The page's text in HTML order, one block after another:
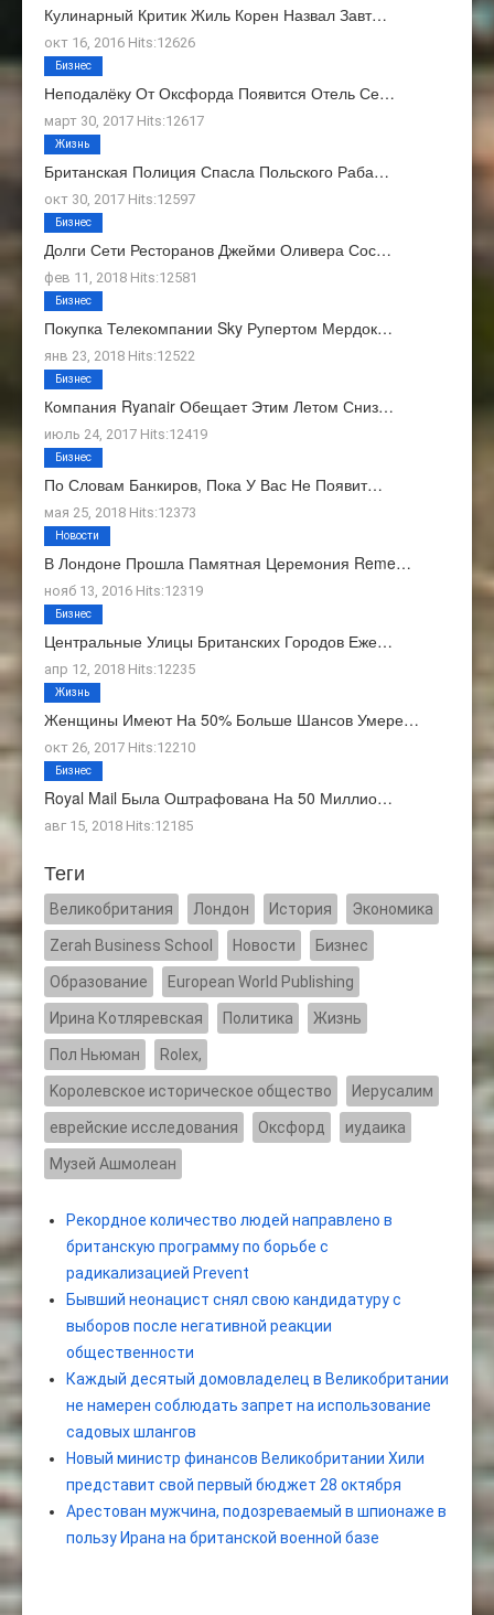
Кулинарный Критик Жиль Корен Назвал Завт…
окт 16, 2016 Hits:12626
Неподалёку От Оксфорда Появится Отель Се…
март 30, 2017 Hits:12617
Бизнес
Британская Полиция Спасла Польского Раба…
окт 30, 2017 Hits:12597
Жизнь
Долги Сети Ресторанов Джейми Оливера Сос…
фев 11, 2018 Hits:12581
Бизнес
Покупка Телекомпании Sky Рупертом Мердок…
янв 23, 2018 Hits:12522
Бизнес
Компания Ryanair Обещает Этим Летом Сниз…
июль 24, 2017 Hits:12419
Бизнес
По Словам Банкиров, Пока У Вас Не Появит…
мая 25, 2018 Hits:12373
Бизнес
В Лондоне Прошла Памятная Церемония Reme…
нояб 13, 2016 Hits:12319
Новости
Центральные Улицы Британских Городов Еже…
апр 12, 2018 Hits:12235
Бизнес
Женщины Имеют На 50% Больше Шансов Умере…
окт 26, 2017 Hits:12210
Жизнь
Royal Mail Была Оштрафована На 50 Миллио…
авг 15, 2018 Hits:12185
Бизнес
Теги
Великобритания Лондон История Экономика
Zerah Business School Новости Бизнес
Образование European World Publishing
Ирина Котляревская Политика Жизнь
Пол Ньюман Rolex,
Kоролевское историческое общество Иерусалим
еврейские исследования Оксфорд иудаика
Музей Ашмолеан
Рекордное количество людей направлено в
британскую программу по борьбе с
радикализацией Prevent
Бывший неонацист снял свою кандидатуру с
выборов после негативной реакции
общественности
Каждый десятый домовладелец в Великобритании
не намерен соблюдать запрет на использование
садовых шлангов
Новый министр финансов Великобритании Хили
представит свой первый бюджет 28 октября
Арестован мужчина, подозреваемый в шпионаже в
пользу Ирана на британской военной базе